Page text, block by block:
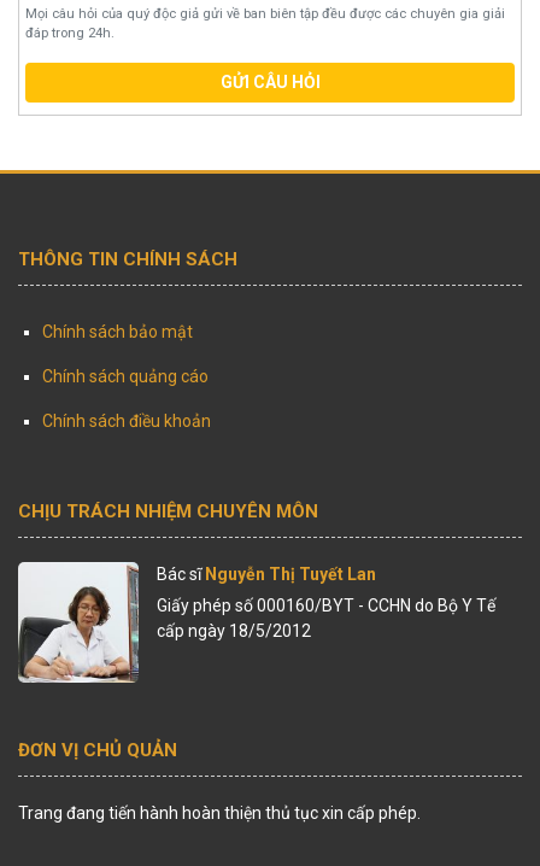
Mọi câu hỏi của quý độc giả gửi về ban biên tập đều được các chuyên gia giải
đáp trong 24h.
GỬI CÂU HỎI
THÔNG TIN CHÍNH SÁCH
Chính sách bảo mật
Chính sách quảng cáo
Chính sách điều khoản
CHỊU TRÁCH NHIỆM CHUYÊN MÔN
Bác sĩ Nguyễn Thị Tuyết Lan
Giấy phép số 000160/BYT - CCHN do Bộ Y Tế
cấp ngày 18/5/2012
ĐƠN VỊ CHỦ QUẢN
Trang đang tiến hành hoàn thiện thủ tục xin cấp phép.